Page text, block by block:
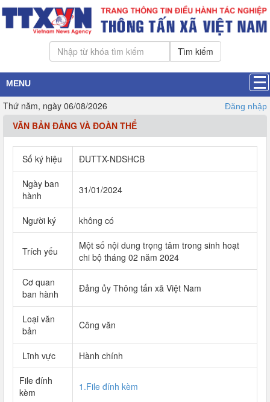
Tìm kiếm
MENU
Thứ năm, ngày 06/08/2026 Đăng nhập
VĂN BẢN ĐẢNG VÀ ĐOÀN THỂ
Số ký hiệu ĐUTTX-NDSHCB
Ngày ban
hành
31/01/2024
Người ký không có
Trích yếu
Một số nội dung trọng tâm trong sinh hoạt
chi bộ tháng 02 năm 2024
Cơ quan
ban hành
Đảng ủy Thông tấn xã Việt Nam
Loại văn
bản
Công văn
Lĩnh vực Hành chính
File đính
kèm
1.File đính kèm